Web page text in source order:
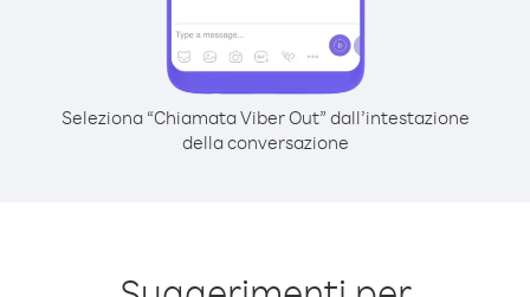
Seleziona “Chiamata Viber Out” dall’intestazione
della conversazione